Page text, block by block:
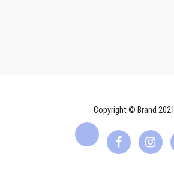
Copyright © Brand 2021